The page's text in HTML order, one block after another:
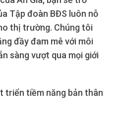
Tập đoàn BĐS luôn nỗ
thị trường. Chúng tôi
đầy đam mê với môi
sàng vượt qua mọi giới
triển tiềm năng bản thân